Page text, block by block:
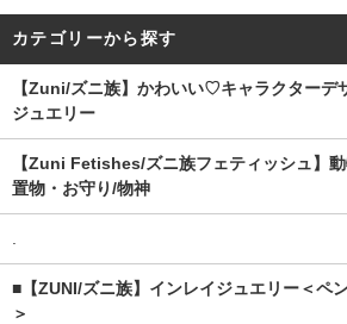
カテゴリーから探す
【Zuni/ズニ族】かわいい♡キャラクターデ
ジュエリー
【Zuni Fetishes/ズニ族フェティッシュ】
置物・お守り/物神
■【ZUNI/ズニ族】インレイジュエリー＜ペ
＞